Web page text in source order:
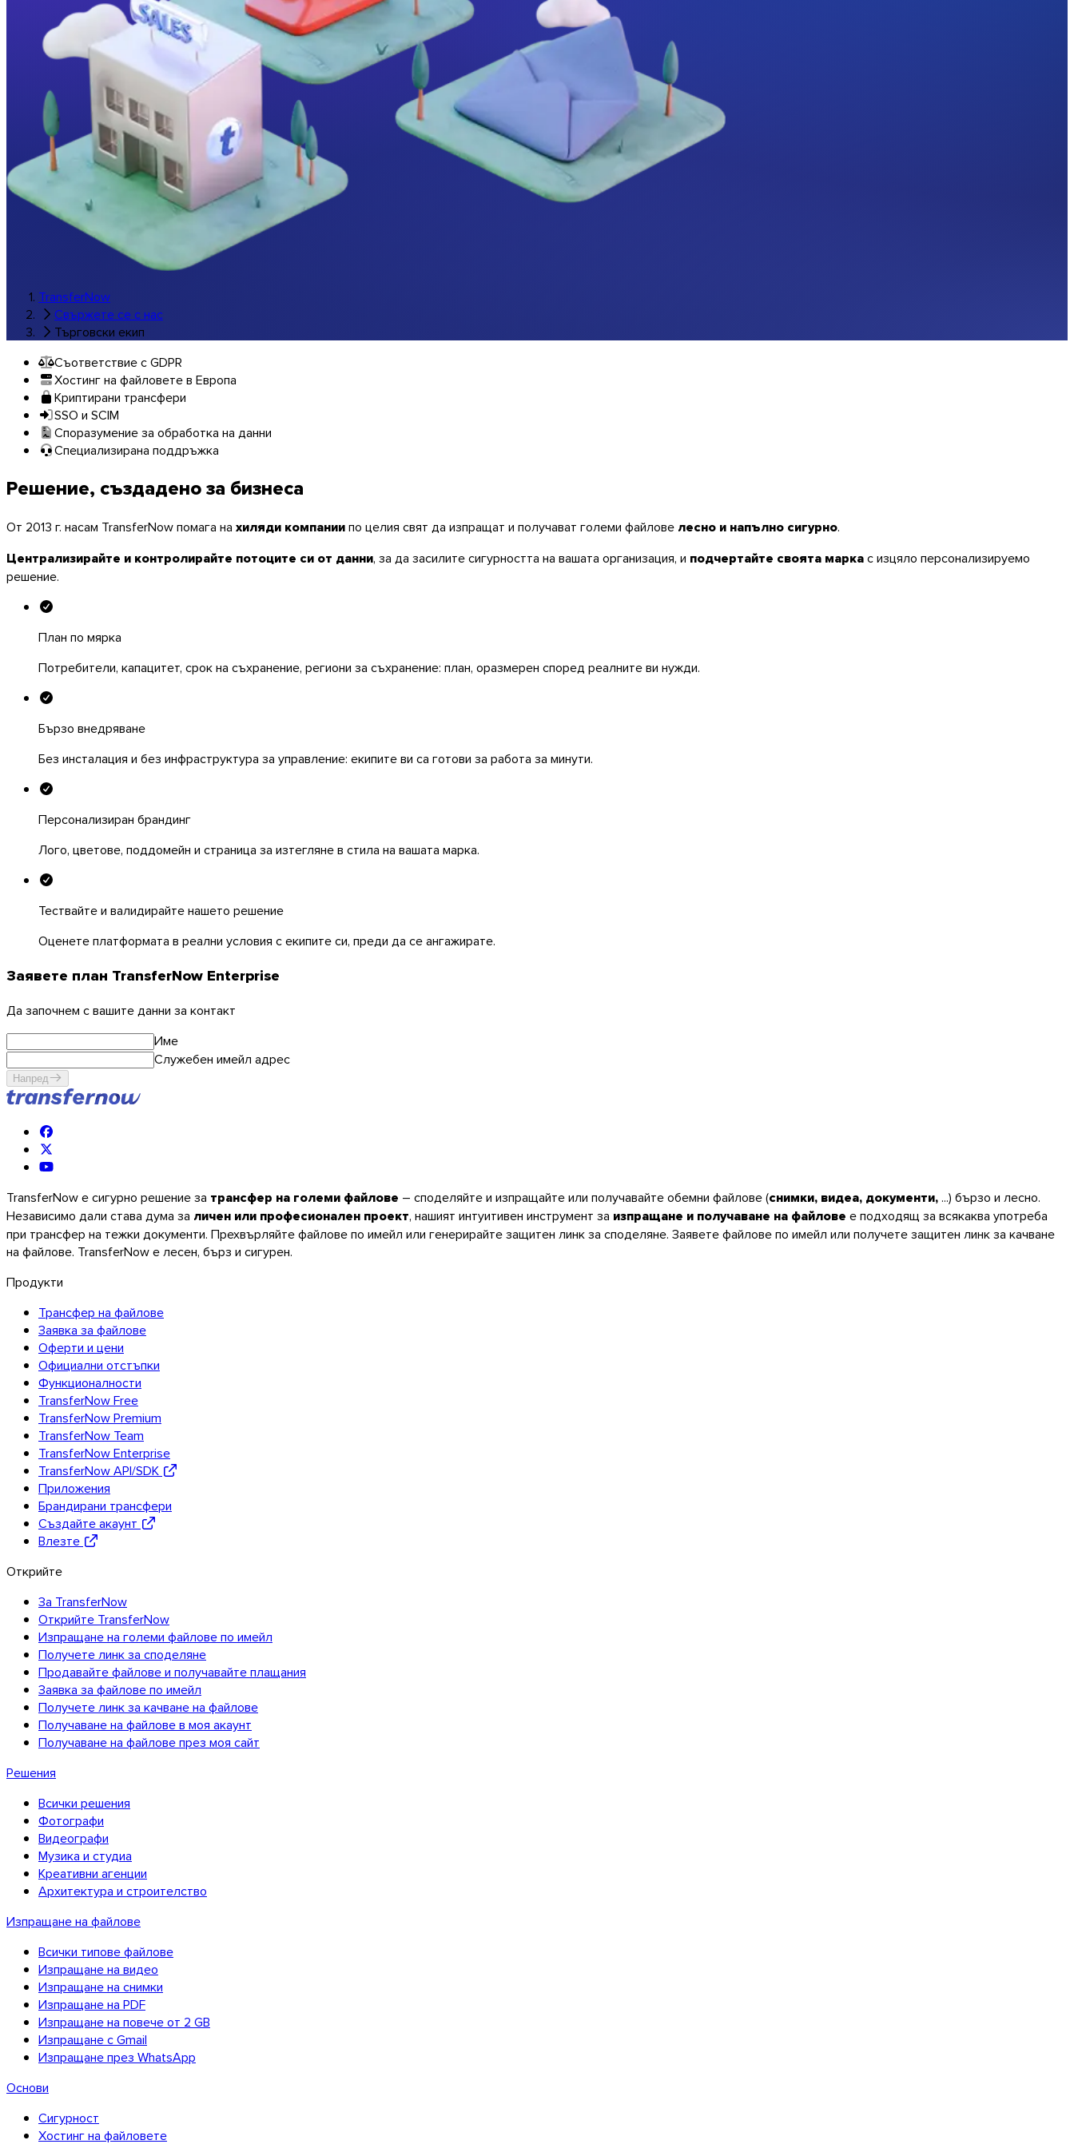
Музика и студиа
Всички браншови решения
Брандирани трансфери
Софтуер
Windows
macOS
Linux
Мобилни
iOS
TransferNow
Свържете се с нас
Търговски екип
Съответствие с GDPR
Хостинг на файловете в Европа
Криптирани трансфери
SSO и SCIM
Споразумение за обработка на данни
Специализирана поддръжка
Решение, създадено за бизнеса
От 2013 г. насам TransferNow помага на хиляди компаниипо целия свят да изпращат и получават големи файлове лесно и напълно сигурно.
Централизирайте и контролирайте потоците си от данни, за да засилите сигурността на вашата организация, и подчертайте своята маркас изцяло персонализируемо
решение.
План по мярка
Потребители, капацитет, срок на съхранение, региони за съхранение: план, оразмерен според реалните ви нужди.
Бързо внедряване
Без инсталация и без инфраструктура за управление: екипите ви са готови за работа за минути.
Персонализиран брандинг
Лого, цветове, поддомейн и страница за изтегляне в стила на вашата марка.
Тествайте и валидирайте нашето решение
Оценете платформата в реални условия с екипите си, преди да се ангажирате.
Заявете план TransferNow Enterprise
Да започнем с вашите данни за контакт
Име
Служебен имейл адрес
Напред
TransferNow е сигурно решение за трансфер на големи файлове – споделяйте и изпращайте или получавайте обемни файлове (снимки, видеа, документи,...) бързо и лесно.
Независимо дали става дума за личен или професионален проект, нашият интуитивен инструмент за изпращане и получаване на файлове е подходящ за всякаква употреба
при трансфер на тежки документи. Прехвърляйте файлове по имейл или генерирайте защитен линк за споделяне. Заявете файлове по имейл или получете защитен линк за качване
на файлове. TransferNow е лесен, бърз и сигурен.
Продукти
Трансфер на файлове
Заявка за файлове
Оферти и цени
Официални отстъпки
Функционалности
TransferNow Free
TransferNow Premium
TransferNow Team
TransferNow Enterprise
TransferNow API/SDK
Приложения
Брандирани трансфери
Създайте акаунт
Влезте
Открийте
За TransferNow
Открийте TransferNow
Изпращане на големи файлове по имейл
Получете линк за споделяне
Продавайте файлове и получавайте плащания
Заявка за файлове по имейл
Получете линк за качване на файлове
Получаване на файлове в моя акаунт
Получаване на файлове през моя сайт
Решения
Всички решения
Фотографи
Видеографи
Музика и студиа
Креативни агенции
Архитектура и строителство
Изпращане на файлове
Всички типове файлове
Изпращане на видео
Изпращане на снимки
Изпращане на PDF
Изпращане на повече от 2 GB
Изпращане с Gmail
Изпращане през WhatsApp
Основи
Сигурност
Хостинг на файловете